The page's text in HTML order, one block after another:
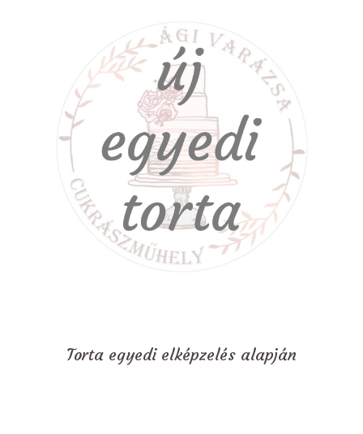
Torta egyedi elképzelés alapján